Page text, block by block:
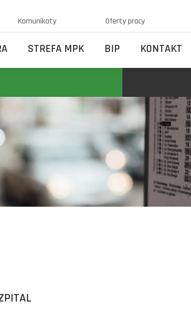
Komunikaty Oferty pracy
STREFA MPK BIP KONTAKT